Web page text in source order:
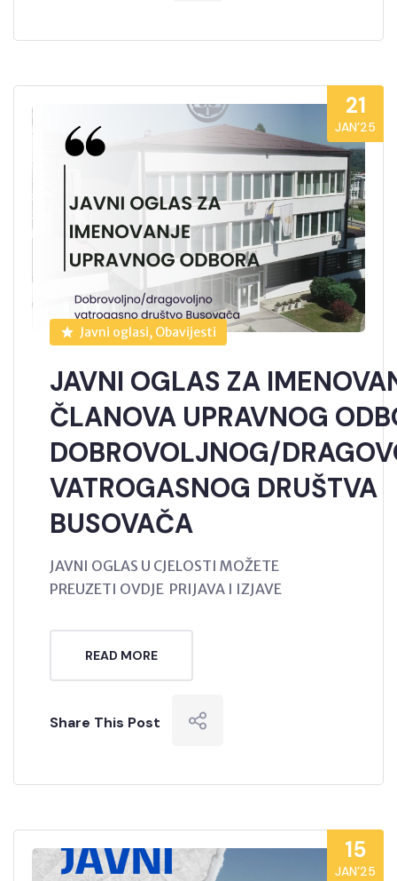
21
JAN’25
Javni oglasi, Obavijesti
JAVNI OGLAS ZA
ČLANOVA UPRAVNOG
DOBROVOLJNOG/
VATROGASNOG DRUŠTVA
BUSOVAČA
JAVNI OGLAS U CJELOSTI MOŽETE
PREUZETI OVDJE PRIJAVA I IZJAVE
READ MORE
Share This Post
15
JAN’25